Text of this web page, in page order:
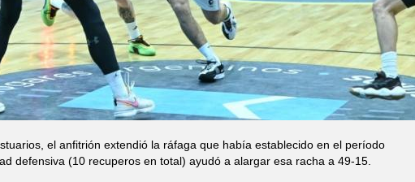
el anfitrión extendió la ráfaga que había establecido en el período
defensiva (10 recuperos en total) ayudó a alargar esa racha a 49-15.